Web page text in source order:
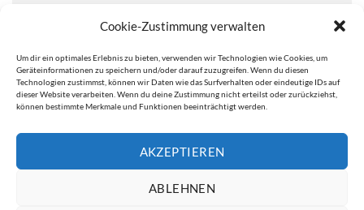
Cookie-Zustimmung verwalten
Um dir ein optimales Erlebnis zu bieten, verwenden wir Technologien wie Cookies, um
Geräteinformationen zu speichern und/oder darauf zuzugreifen. Wenn du diesen
Technologien zustimmst, können wir Daten wie das Surfverhalten oder eindeutige IDs auf
dieser Website verarbeiten. Wenn du deine Zustimmung nicht erteilst oder zurückziehst,
können bestimmte Merkmale und Funktionen beeinträchtigt werden.
AKZEPTIEREN
ABLEHNEN
Ja, füge mich zu der Mailingliste hinzu!
Are you human? Please solve: